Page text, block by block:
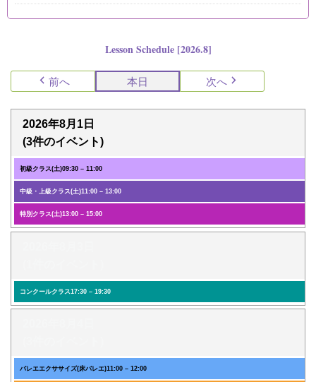
Lesson Schedule [2026.8]
前へ 本日 次へ
2026年8月1日
(3件のイベント)
初級クラス(土)09:30 – 11:00
中級・上級クラス(土)11:00 – 13:00
特別クラス(土)13:00 – 15:00
コンクールクラス17:30 – 19:30
バレエエクササイズ(床バレエ)11:00 – 12:00